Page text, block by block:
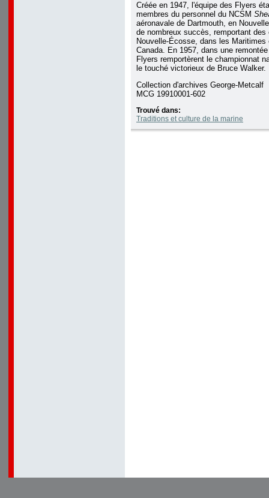
Créée en 1947, l'équipe des Flyers
membres du personnel du NCSM
aéronavale de Dartmouth, en
de nombreux succès, remportant des
Nouvelle-Écosse, dans les
Canada. En 1957, dans une
Flyers remportèrent le championnat
le touché victorieux de Bruce Walker.
Collection d'archives George-Metcalf
MCG 19910001-602
Trouvé dans:
Traditions et culture de la marine